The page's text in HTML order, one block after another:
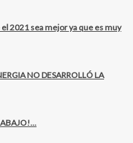
2021 sea mejor ya que es muy
NO DESARROLLÓ LA